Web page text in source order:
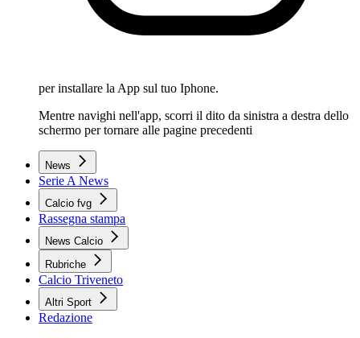
per installare la App sul tuo Iphone.
Mentre navighi nell'app, scorri il dito da sinistra a destra dello
schermo per tornare alle pagine precedenti
News
Serie A News
Calcio fvg
Rassegna stampa
News Calcio
Rubriche
Calcio Triveneto
Altri Sport
Redazione